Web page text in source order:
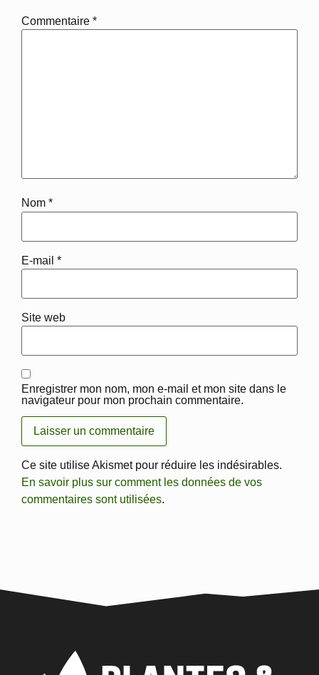
Commentaire *
Nom *
E-mail *
Site web
Enregistrer mon nom, mon e-mail et mon site dans le
navigateur pour mon prochain commentaire.
Ce site utilise Akismet pour réduire les indésirables.
En savoir plus sur comment les données de vos
commentaires sont utilisées.